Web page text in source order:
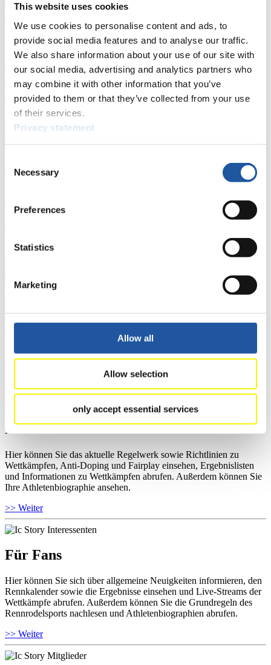
This website uses cookies
We use cookies to personalise content and ads, to
provide social media features and to analyse our traffic.
We also share information about your use of our site with
our social media, advertising and analytics partners who
may combine it with other information that you’ve
provided to them or that they’ve collected from your use
of their services.
Privacy statement
Selection
Necessary
Preferences
Statistics
Marketing
Allow all
Allow selection
only accept essential services
Für Presse- und Medienvertreter
Hier finden Sie Informationen für Presse- und Medienvertreter. Sie
haben Zugriff auf Athletenbiographien und Informationen zu
Wettkämpfen. Außerdem können Sie Ihre Medienakkreditierung
beantragen, die Grundregeln des Rennrodelsports einsehen und
allgemeine Neuigkeiten einholen.
>> Weiter
Für Nationale Verbände
aktuelle Regelwerk sowie Richtlinien zu Wettkämpfen, Anti-Doping
und Fairplay nachlesen, auf Athletenbiographien zugreifen,
Ausschreibungen für Wettkämpfe herunterladen, sowie auf die
Hier können Sie das aktuelle Regelwerk sowie Richtlinien zu
Wettkämpfen, Anti-Doping und Fairplay einsehen, sich über
Kontaktpersonen für Wettkämpfe und Sponsoren informieren,
sowie Informationen über Wettkämpfe abrufen.
Für Athleten
Hier können Sie das aktuelle Regelwerk sowie Richtlinien zu
Wettkämpfen, Anti-Doping und Fairplay einsehen, Ergebnislisten
und Informationen zu Wettkämpfen abrufen. Außerdem können Sie
Ihre Athletenbiographie ansehen.
>> Weiter
Für Fans
Hier können Sie sich über allgemeine Neuigkeiten informieren, den
Rennkalender sowie die Ergebnisse einsehen und Live-Streams der
Wettkämpfe abrufen. Außerdem können Sie die Grundregeln des
Rennrodelsports nachlesen und Athletenbiographien abrufen.
>> Weiter